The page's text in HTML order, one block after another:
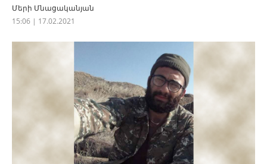
Մերի Մնացականյան
15:06 | 17.02.2021